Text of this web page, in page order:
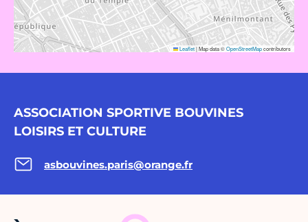
Leaflet|Map data ©OpenStreetMapcontributors
ASSOCIATION SPORTIVE BOUVINES
LOISIRS ET CULTURE
asbouvines.paris@orange.fr